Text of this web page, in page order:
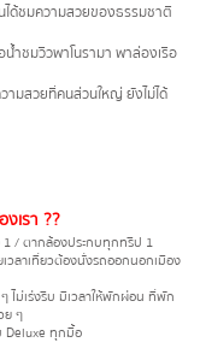
ได้ชมความสวยของธรรมชาติ
น้ำชมวิวพาโนรามา พาล่องเรือ
ามสวยที่คนส่วนใหญ่ ยังไม่ได้
งเรา ??
/ ตากล้องประกบทุกทริป 1
วลาเที่ยวต้องนั่งรถออกนอกเมือง
ไม่เร่งรีบ มีเวลาให้พักผ่อน ที่พัก
ย ๆ
Deluxe ทุกมื้อ